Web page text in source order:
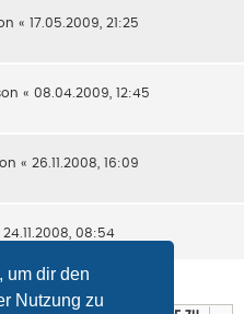
um dir den
Nutzung zu
« 17.05.2009, 21:25
« 08.04.2009, 12:45
« 26.11.2008, 16:09
24.11.2008, 08:54
1 2 3